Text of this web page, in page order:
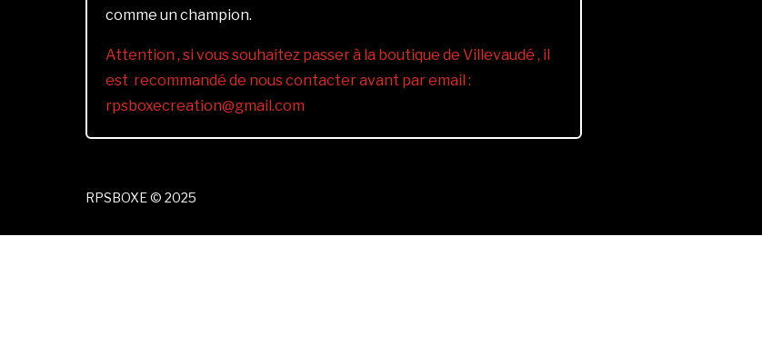
comme un champion.
Attention , si vous souhaitez passer à la boutique de Villevaudé , il
est recommandé de nous contacter avant par email :
rpsboxecreation@gmail.com
RPSBOXE © 2025